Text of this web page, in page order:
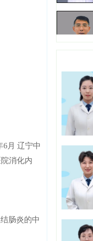
月 辽宁中
消化内
肠炎的中